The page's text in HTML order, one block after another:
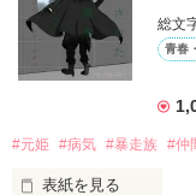
｢なんであんたが生き
『生きていてくれて
｢あんたなんか産まな
『産まれてきてくれ
総文
青春
#元姫 #病気 #暴走族 #仲
表紙を見る